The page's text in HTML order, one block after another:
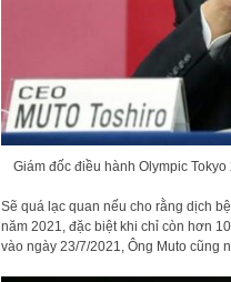
Giám đốc điều hành Olympic
Sẽ quá lạc quan nếu cho rằng dịch
năm 2021, đặc biệt khi chỉ còn hơn
vào ngày 23/7/2021, Ông Muto cũng